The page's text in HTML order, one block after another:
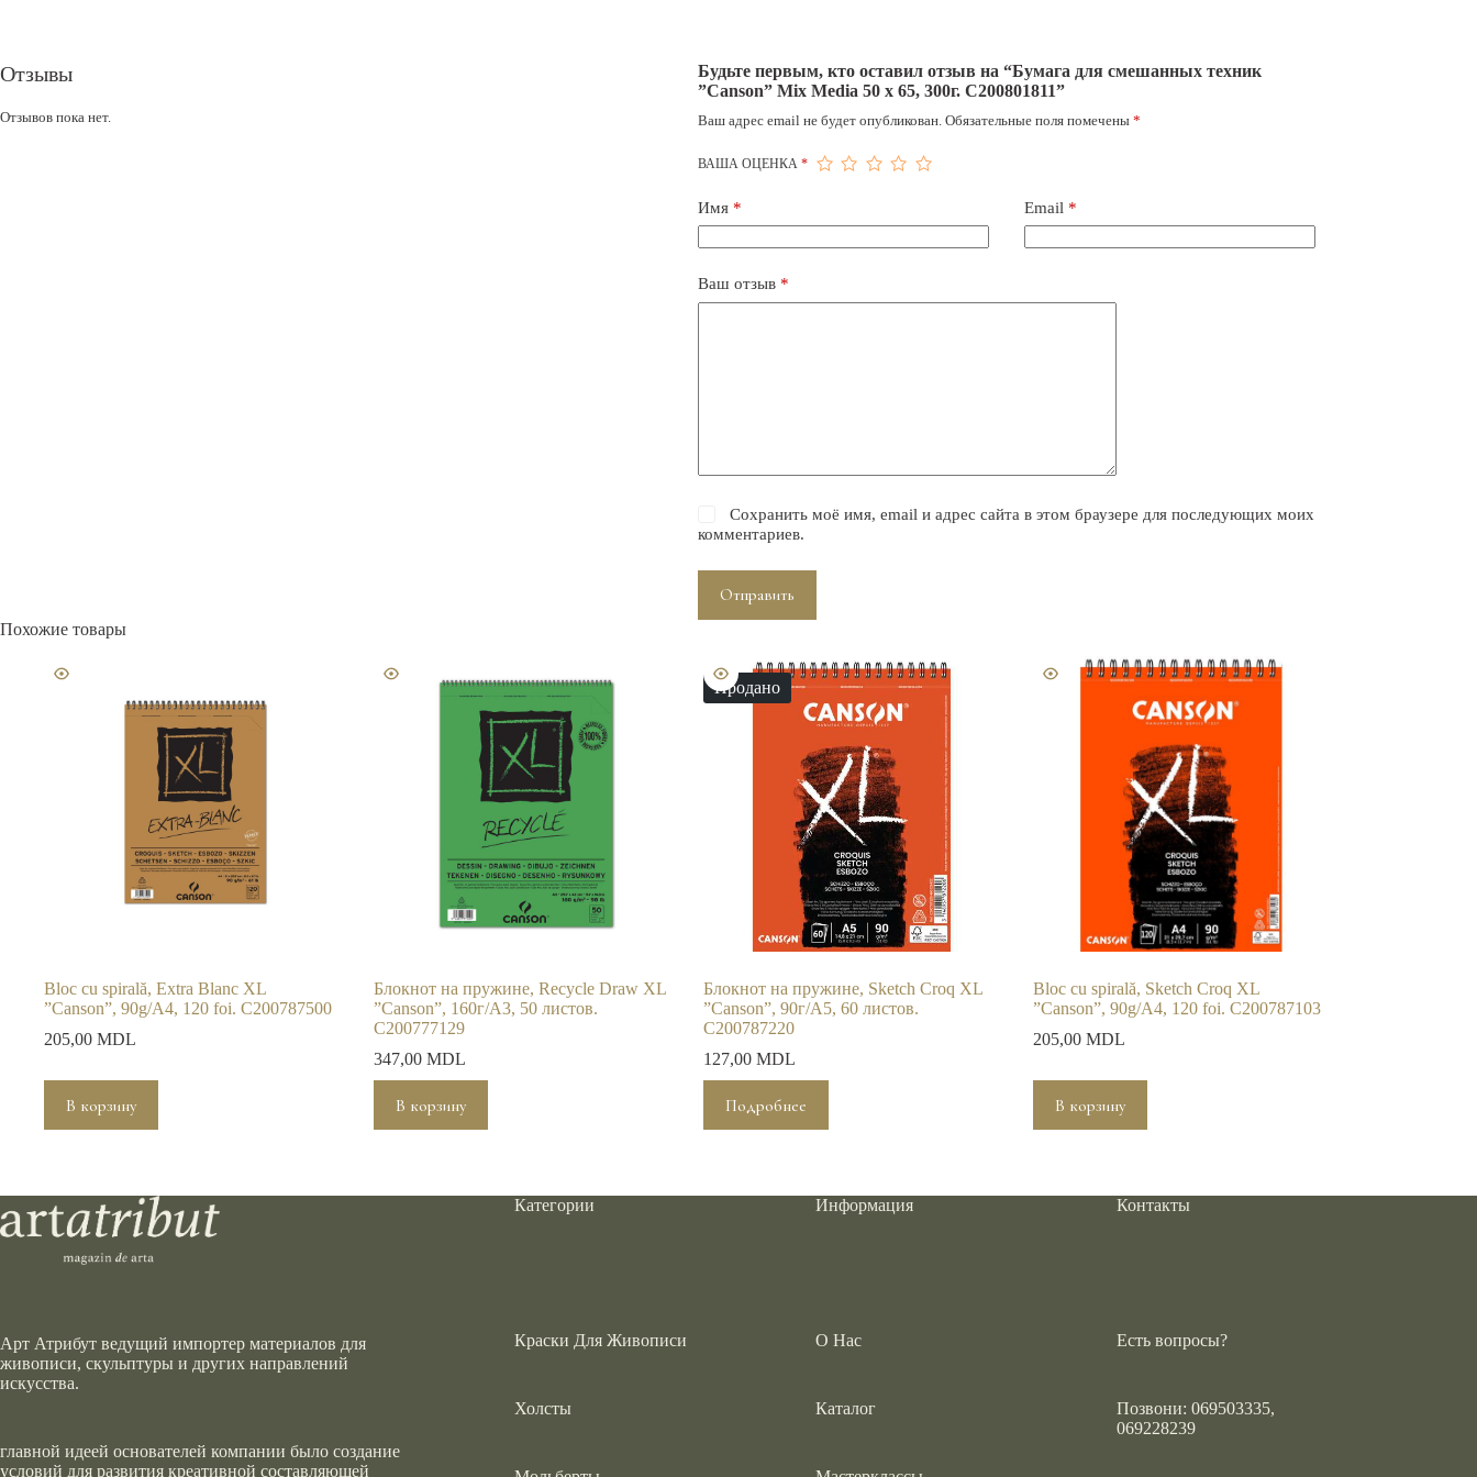
Отзывы
Отзывов пока нет.
Будьте первым, кто оставил отзыв на “Бумага для смешанных техник
”Canson” Mix Media 50 x 65, 300г. C200801811”
Ваш адрес email не будет опубликован. Обязательные поля помечены*
ВАША ОЦЕНКА*
Имя * Email *
Ваш отзыв *
Сохранить моё имя, email и адрес сайта в этом браузере для последующих моих
комментариев.
Отправить
Похожие товары
Bloc cu spirală, Extra Blanc XL
”Canson”, 90g/A4, 120 foi. C200787500
205,00 MDL
В корзину
Блокнот на пружине, Recycle Draw XL
”Canson”, 160г/A3, 50 листов.
C200777129
347,00 MDL
В корзину
Продано
Блокнот на пружине, Sketch Croq XL
”Canson”, 90г/A5, 60 листов.
C200787220
127,00 MDL
Подробнее
Bloc cu spirală, Sketch Croq XL
”Canson”, 90g/A4, 120 foi. C200787103
205,00 MDL
В корзину
Арт Атрибут ведущий импортер материалов для
живописи, скульптуры и других направлений
искусства.
главной идеей основателей компании было создание
условий для развития креативной составляющей
Категории
Краски Для Живописи
Холсты
Информация
О Нас
Каталог
Контакты
Есть вопросы?
Позвони: 069503335,
069228239